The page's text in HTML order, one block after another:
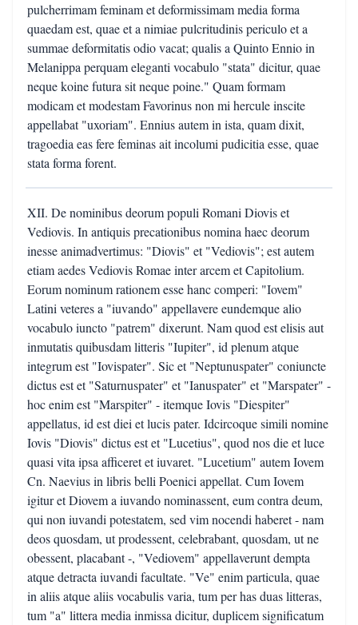
pulcherrimam feminam et deformissimam media forma
quaedam est, quae et a nimiae pulcritudinis periculo et a
summae deformitatis odio vacat; qualis a Quinto Ennio in
Melanippa perquam eleganti vocabulo "stata" dicitur, quae
neque koine futura sit neque poine." Quam formam
modicam et modestam Favorinus non mi hercule inscite
appellabat "uxoriam". Ennius autem in ista, quam dixit,
tragoedia eas fere feminas ait incolumi pudicitia esse, quae
stata forma forent.
XII. De nominibus deorum populi Romani Diovis et
Vediovis. In antiquis precationibus nomina haec deorum
inesse animadvertimus: "Diovis" et "Vediovis"; est autem
etiam aedes Vediovis Romae inter arcem et Capitolium.
Eorum nominum rationem esse hanc comperi: "Iovem"
Latini veteres a "iuvando" appellavere eundemque alio
vocabulo iuncto "patrem" dixerunt. Nam quod est elisis aut
inmutatis quibusdam litteris "Iupiter", id plenum atque
integrum est "Iovispater". Sic et "Neptunuspater" coniuncte
dictus est et "Saturnuspater" et "Ianuspater" et "Marspater" -
hoc enim est "Marspiter" - itemque Iovis "Diespiter"
appellatus, id est diei et lucis pater. Idcircoque simili nomine
Iovis "Diovis" dictus est et "Lucetius", quod nos die et luce
quasi vita ipsa afficeret et iuvaret. "Lucetium" autem Iovem
Cn. Naevius in libris belli Poenici appellat. Cum Iovem
igitur et Diovem a iuvando nominassent, eum contra deum,
qui non iuvandi potestatem, sed vim nocendi haberet - nam
deos quosdam, ut prodessent, celebrabant, quosdam, ut ne
obessent, placabant -, "Vediovem" appellaverunt dempta
atque detracta iuvandi facultate. "Ve" enim particula, quae
in aliis atque aliis vocabulis varia, tum per has duas litteras,
tum "a" littera media inmissa dicitur, duplicem significatum